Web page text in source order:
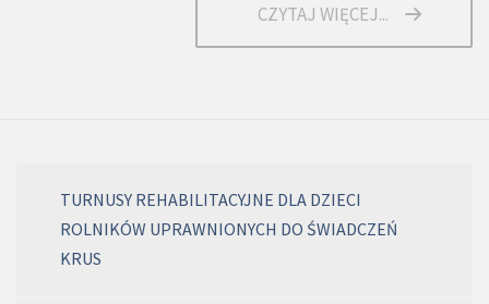
CZYTAJ WIĘCEJ...
TURNUSY REHABILITACYJNE DLA DZIECI
ROLNIKÓW UPRAWNIONYCH DO ŚWIADCZEŃ
KRUS